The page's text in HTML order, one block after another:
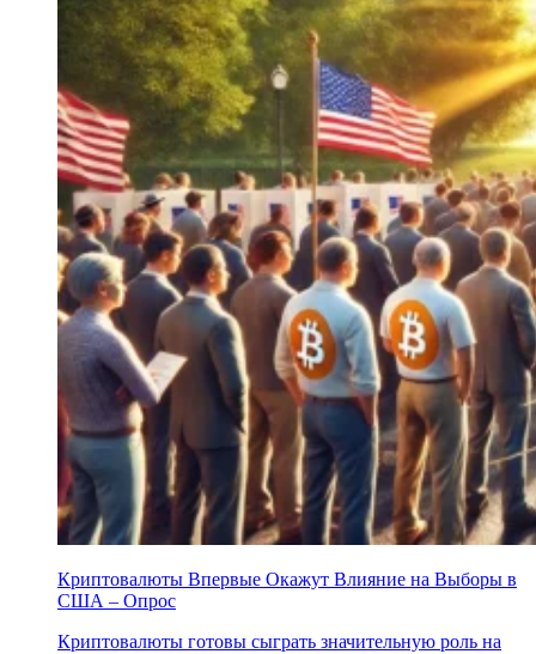
Криптовалюты Впервые Окажут Влияние на Выборы в
США – Опрос
Криптовалюты готовы сыграть значительную роль на